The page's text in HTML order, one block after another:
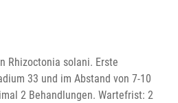
Rhizoctonia solani. Erste
33 und im Abstand von 7-10
2 Behandlungen. Wartefrist: 2